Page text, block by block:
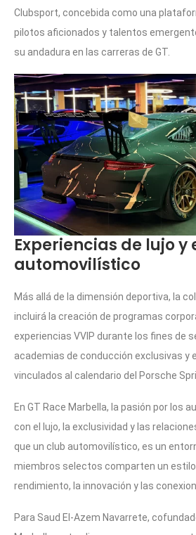
Clubsport, concebida como una
pilotos aficionados y talentos
su andadura en las carreras de GT.
Experiencias de lujo y
automovilístico
Más allá de la dimensión deportiva, la
incluirá la creación de programas
experiencias VVIP durante los fines de
academias de conducción exclusivas y
vinculados al calendario del Porsche
En GT Race Marbella, la pasión por los
con el lujo, la exclusividad y las
que un club automovilístico, es un
miembros selectos comparten un estilo
rendimiento, la innovación y las
Para Saud El-Azem Navarrete,